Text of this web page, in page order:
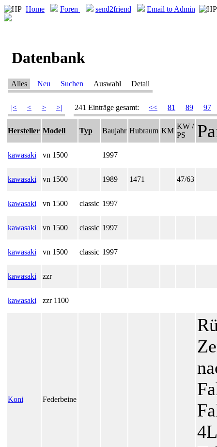
Home Foren send2friend Email to Admin
Datenbank
Alles Neu Suchen Auswahl Detail
|< < > >| 241 Einträge gesamt: << 81 89 97
Hersteller Modell Typ Baujahr Hubraum KM
KW /
PS
kawasaki vn 1500 1997
kawasaki vn 1500 1989 1471 47/63
kawasaki vn 1500 classic 1997
kawasaki vn 1500 classic 1997
kawasaki vn 1500 classic 1997
kawasaki zzr
kawasaki zzr 1100
Koni Federbeine